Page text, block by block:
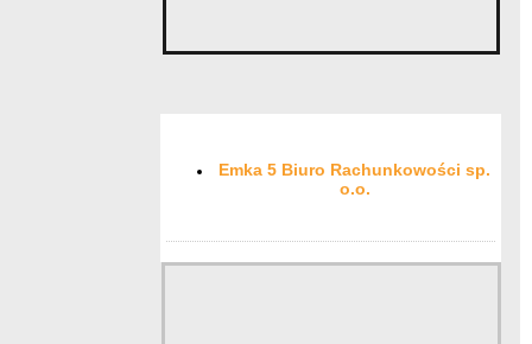
Emka 5 Biuro Rachunkowości sp.
o.o.